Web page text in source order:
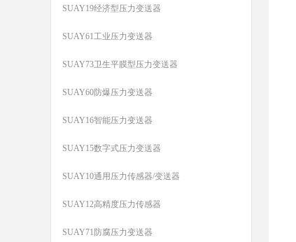
SUAY19经济型压力变送器
SUAY61工业压力变送器
SUAY73卫生平膜型压力变送器
SUAY60防爆压力变送器
SUAY16智能压力变送器
SUAY15数字式压力变送器
SUAY10通用压力传感器/变送器
SUAY12高精度压力传感器
SUAY71防腐压力变送器